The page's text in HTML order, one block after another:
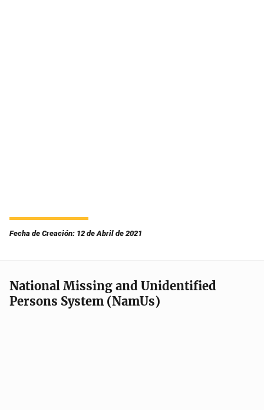
Fecha de Creación: 12 de Abril de 2021
National Missing and Unidentified
Persons System (NamUs)